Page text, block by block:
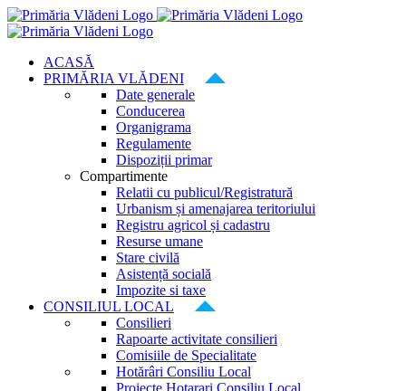
Skip
to
ACASĂ
PRIMĂRIA VLĂDENI
Date generale
Conducerea
Organigrama
Regulamente
Dispoziții primar
Compartimente
Relatii cu publicul/Registratură
Urbanism și amenajarea teritoriului
Registru agricol și cadastru
Resurse umane
Stare civilă
Asistență socială
Impozite si taxe
CONSILIUL LOCAL
Consilieri
Rapoarte activitate consilieri
Comisiile de Specialitate
Hotărâri Consiliu Local
Proiecte Hotarari Consiliu Local